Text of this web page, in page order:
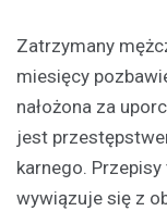
Zatrzymany
miesięcy
nałożona za
jest
karnego.
wywiązuje się z